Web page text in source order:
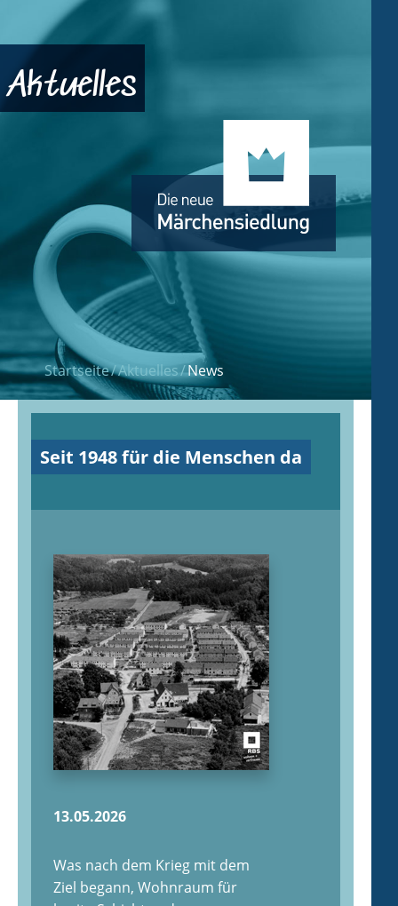
Aktuelles
Startseite Aktuelles News
Seit 1948 für die Menschen da
13.05.2026
Was nach dem Krieg mit dem
Ziel begann, Wohnraum für